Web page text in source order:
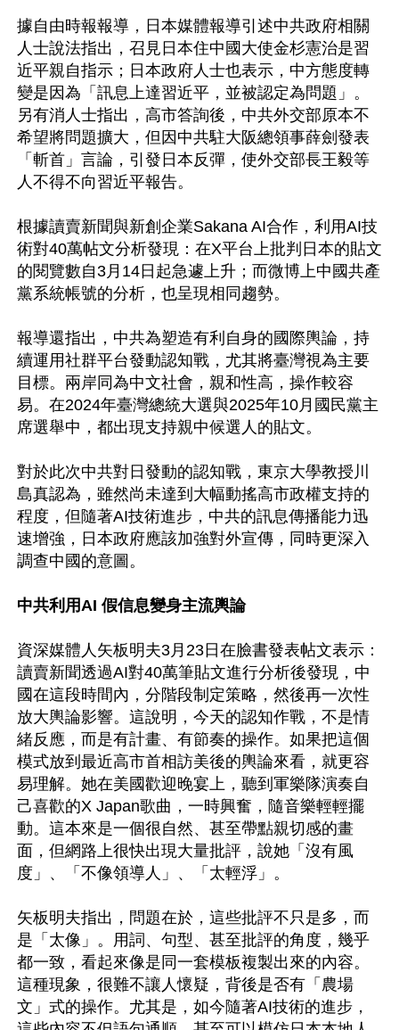
據自由時報報導，日本媒體報導引述中共政府相關
人士說法指出，召見日本住中國大使金杉憲治是習
近平親自指示；日本政府人士也表示，中方態度轉
變是因為「訊息上達習近平，並被認定為問題」。
另有消人士指出，高市答詢後，中共外交部原本不
希望將問題擴大，但因中共駐大阪總領事薛劍發表
「斬首」言論，引發日本反彈，使外交部長王毅等
人不得不向習近平報告。
根據讀賣新聞與新創企業Sakana AI合作，利用AI技
術對40萬帖文分析發現：在X平台上批判日本的貼文
的閱覽數自3月14日起急遽上升；而微博上中國共產
黨系統帳號的分析，也呈現相同趨勢。
報導還指出，中共為塑造有利自身的國際輿論，持
續運用社群平台發動認知戰，尤其將臺灣視為主要
目標。兩岸同為中文社會，親和性高，操作較容
易。在2024年臺灣總統大選與2025年10月國民黨主
席選舉中，都出現支持親中候選人的貼文。
對於此次中共對日發動的認知戰，東京大學教授川
島真認為，雖然尚未達到大幅動搖高市政權支持的
程度，但隨著AI技術進步，中共的訊息傳播能力迅
速增強，日本政府應該加強對外宣傳，同時更深入
調查中國的意圖。
中共利用AI 假信息變身主流輿論
資深媒體人矢板明夫3月23日在臉書發表帖文表示：
讀賣新聞透過AI對40萬筆貼文進行分析後發現，中
國在這段時間內，分階段制定策略，然後再一次性
放大輿論影響。這說明，今天的認知作戰，不是情
緒反應，而是有計畫、有節奏的操作。如果把這個
模式放到最近高市首相訪美後的輿論來看，就更容
易理解。她在美國歡迎晚宴上，聽到軍樂隊演奏自
己喜歡的X Japan歌曲，一時興奮，隨音樂輕輕擺
動。這本來是一個很自然、甚至帶點親切感的畫
面，但網路上很快出現大量批評，說她「沒有風
度」、「不像領導人」、「太輕浮」。
矢板明夫指出，問題在於，這些批評不只是多，而
是「太像」。用詞、句型、甚至批評的角度，幾乎
都一致，看起來像是同一套模板複製出來的內容。
這種現象，很難不讓人懷疑，背後是否有「農場
文」式的操作。尤其是，如今隨著AI技術的進步，